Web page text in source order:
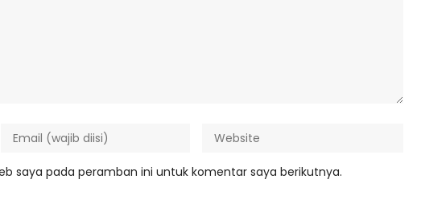
saya pada peramban ini untuk komentar saya berikutnya.